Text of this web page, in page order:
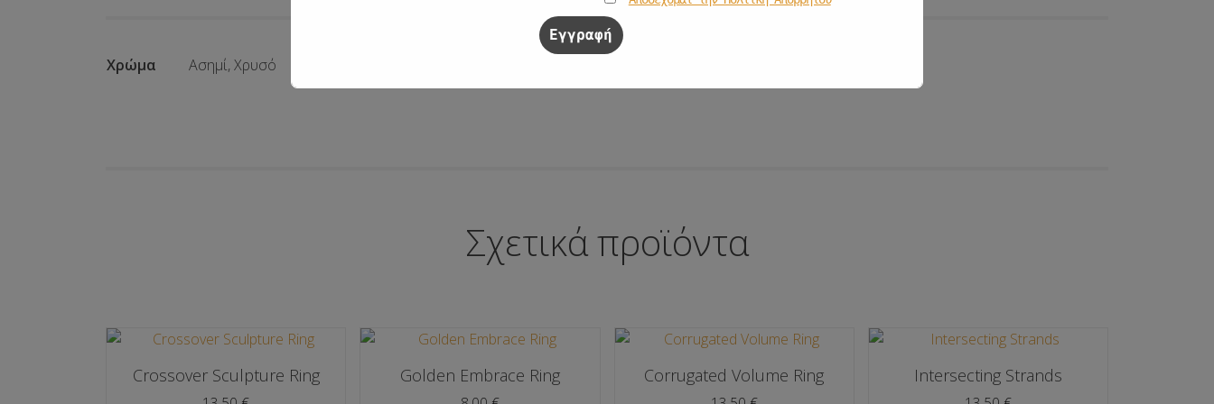
Χρώμα Ασημί, Χρυσό
Σχετικά προϊόντα
Crossover Sculpture Ring Golden Embrace Ring Corrugated Volume Ring Intersecting Strands